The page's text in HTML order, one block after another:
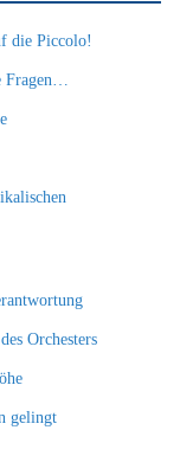
die Piccolo!
Fragen…
Orchesters
gelingt